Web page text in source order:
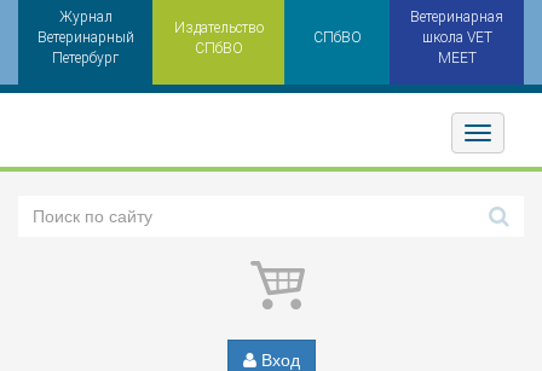
Журнал
Ветеринарный
Петербург
Издательство
СПбВО
СПбВО
Ветеринарная
школа VET
MEET
Toggler
Вход